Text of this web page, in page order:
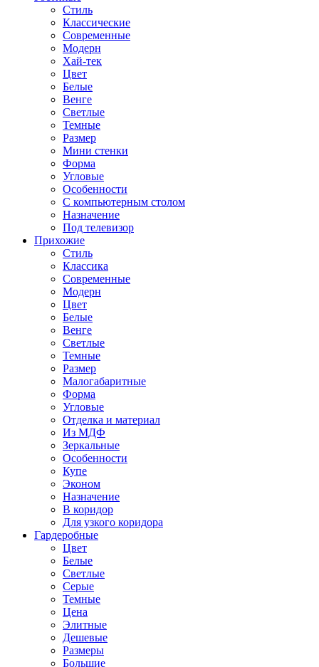
Стиль
Классические
Современные
Модерн
Хай-тек
Цвет
Белые
Венге
Светлые
Темные
Размер
Мини стенки
Форма
Угловые
Особенности
С компьютерным столом
Назначение
Под телевизор
Прихожие
Стиль
Классика
Современные
Модерн
Цвет
Белые
Венге
Светлые
Темные
Размер
Малогабаритные
Форма
Угловые
Отделка и материал
Из МДФ
Зеркальные
Особенности
Купе
Эконом
Назначение
В коридор
Для узкого коридора
Гардеробные
Цвет
Белые
Светлые
Серые
Темные
Цена
Элитные
Дешевые
Размеры
Большие